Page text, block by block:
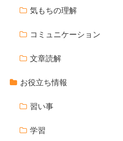
気もちの理解
コミュニケーション
文章読解
お役立ち情報
習い事
学習